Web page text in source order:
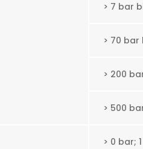
> 7 bar
> 70 bar
> 200
> 500
> 0 bar;